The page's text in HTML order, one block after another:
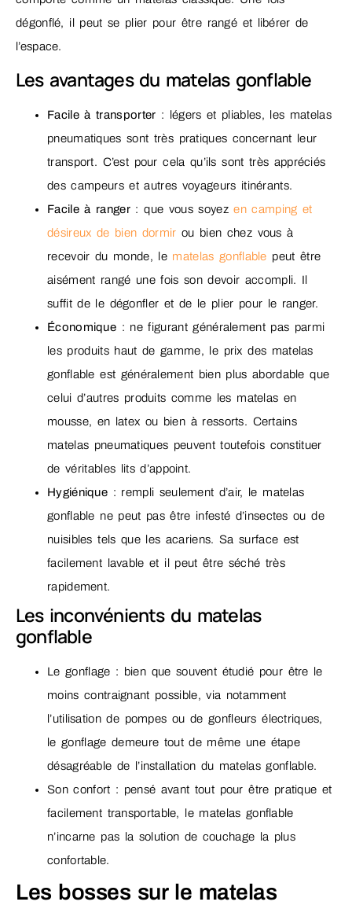
dégonflé, il peut se plier pour être rangé et libérer de
l’espace.
Les avantages du matelas gonflable
Facile à transporter : légers et pliables, les matelas
pneumatiques sont très pratiques concernant leur
transport. C’est pour cela qu’ils sont très appréciés
des campeurs et autres voyageurs itinérants.
Facile à ranger: que vous soyezen camping et
désireux de bien dormir ou bien chez vous à
recevoir du monde, le matelas gonflable peut être
aisément rangé une fois son devoir accompli. Il
suffit de le dégonfler et de le plier pour le ranger.
Économique : ne figurant généralement pas parmi
les produits haut de gamme, le prix des matelas
gonflable est généralement bien plus abordable que
celui d’autres produits comme les matelas en
mousse, en latex ou bien à ressorts. Certains
matelas pneumatiques peuvent toutefois constituer
de véritables lits d’appoint.
Hygiénique : rempli seulement d’air, le matelas
gonflable ne peut pas être infesté d’insectes ou de
nuisibles tels que les acariens. Sa surface est
facilement lavable et il peut être séché très
rapidement.
Les inconvénients du matelas
gonflable
Le gonflage : bien que souvent étudié pour être le
moins contraignant possible, via notamment
l’utilisation de pompes ou de gonfleurs électriques,
le gonflage demeure tout de même une étape
désagréable de l’installation du matelas gonflable.
Son confort : pensé avant tout pour être pratique et
facilement transportable, le matelas gonflable
n’incarne pas la solution de couchage la plus
confortable.
Les bosses sur le matelas